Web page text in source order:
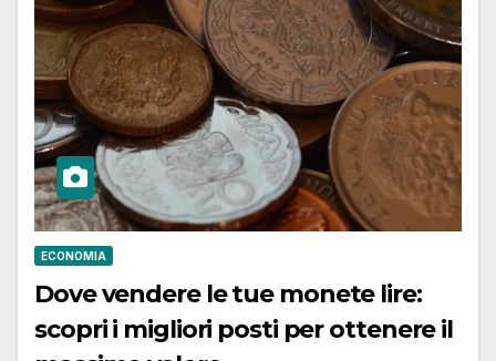
ECONOMIA
Dove vendere le tue monete lire:
scopri i migliori posti per ottenere il